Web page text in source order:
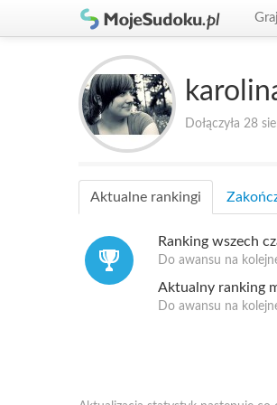
Dołączyła 28
Aktualne rankingi
Ranking wszech
Do awansu na
Aktualny ranking
Do awansu na